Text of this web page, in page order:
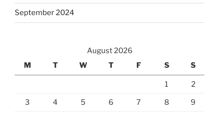
September 2024
August 2026
M
T W T F S S
1 2
3 4 5 6 7 8 9